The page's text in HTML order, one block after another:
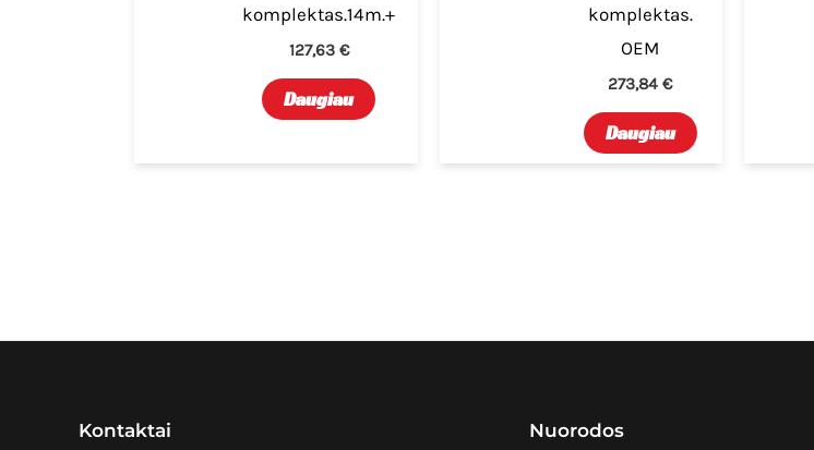
komplektas.14m.+
127,63 €
Daugiau
komplektas.
OEM
273,84€
Daugiau
Kontaktai Nuorodos